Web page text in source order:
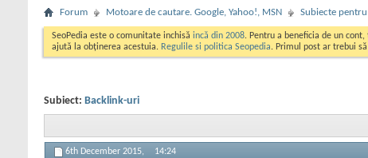
Forum Motoare de cautare. Google, Yahoo!, MSN Subiecte
SeoPedia este o comunitate inchisă incă din 2008. Pentru a beneficia de un
ajută la obținerea acestuia. Regulile si politica Seopedia. Primul post ar trebui
Subiect: Backlink-uri
6th December 2015, 14:24